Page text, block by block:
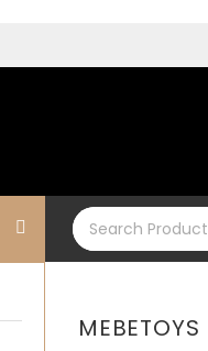
MEBETOYS